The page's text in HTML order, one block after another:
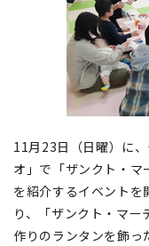
11月23日（日曜）に
オ」で「ザンクト・マ
を紹介するイベント
り、「ザンクト・マ
作りのランタンを飾っ